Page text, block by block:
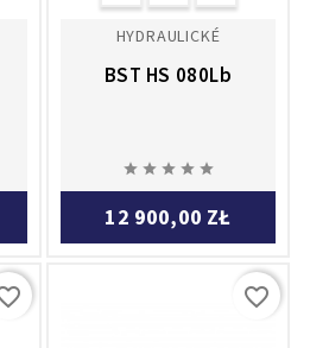
HYDRAULICKÉ
BST HS 080Lb
    
12 900,00 ZŁ
favorite_border